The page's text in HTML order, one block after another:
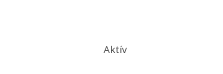
Aktív